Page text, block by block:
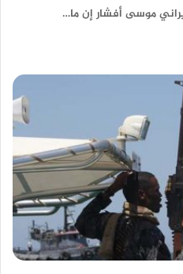
موسى أفشار إن ما…